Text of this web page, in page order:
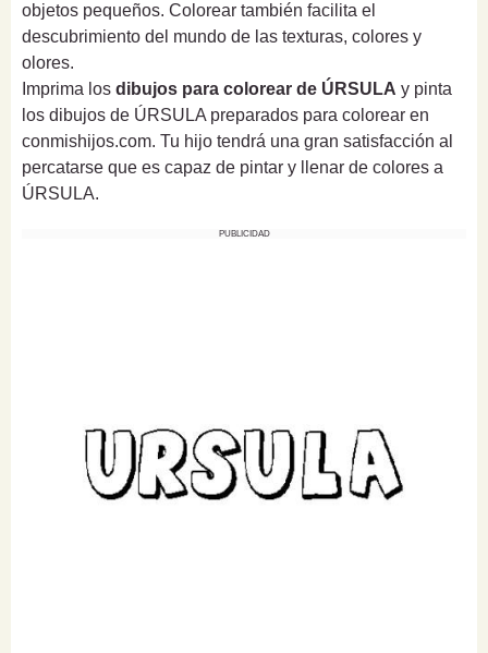
objetos pequeños. Colorear también facilita el
descubrimiento del mundo de las texturas, colores y
olores.
Imprima los dibujos para colorear de ÚRSULA y pinta
los dibujos de ÚRSULA preparados para colorear en
conmishijos.com. Tu hijo tendrá una gran satisfacción al
percatarse que es capaz de pintar y llenar de colores a
ÚRSULA.
PUBLICIDAD